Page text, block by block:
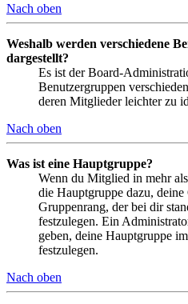
Nach oben
Weshalb werden verschiedene
dargestellt?
Es ist der Board-
Benutzergruppen
deren Mitglieder leichter zu
Nach oben
Was ist eine Hauptgruppe?
Wenn du Mitglied in mehr
die Hauptgruppe dazu,
Gruppenrang, der bei dir
festzulegen. Ein
geben, deine Hauptgruppe
festzulegen.
Nach oben